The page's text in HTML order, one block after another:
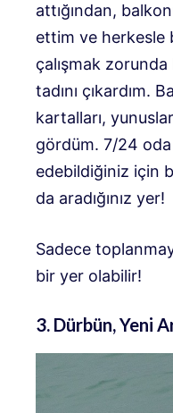
attığından,
ettim ve herkesle
çalışmak
tadını çıkardım.
kartalları,
gördüm. 7/24
edebildiğiniz için
da aradığınız yer!
Sadece
bir yer olabilir!
3. Dürbün, Yeni